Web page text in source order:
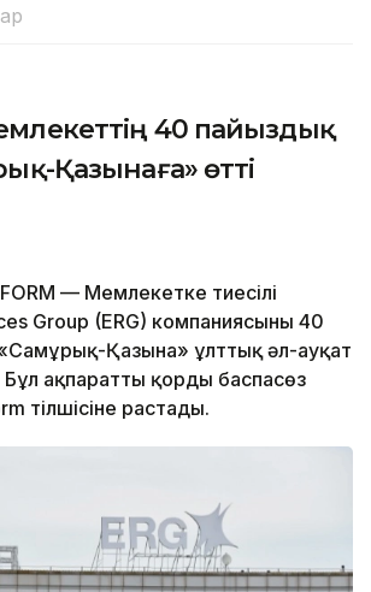
40 пайыздық
Қазынаға» өтті
— Мемлекетке тиесілі
Group (ERG) компаниясының 40
Қазына» ұлттық әл-ауқат
Бұл ақпаратты қордың баспасөз
тілшісіне растады.